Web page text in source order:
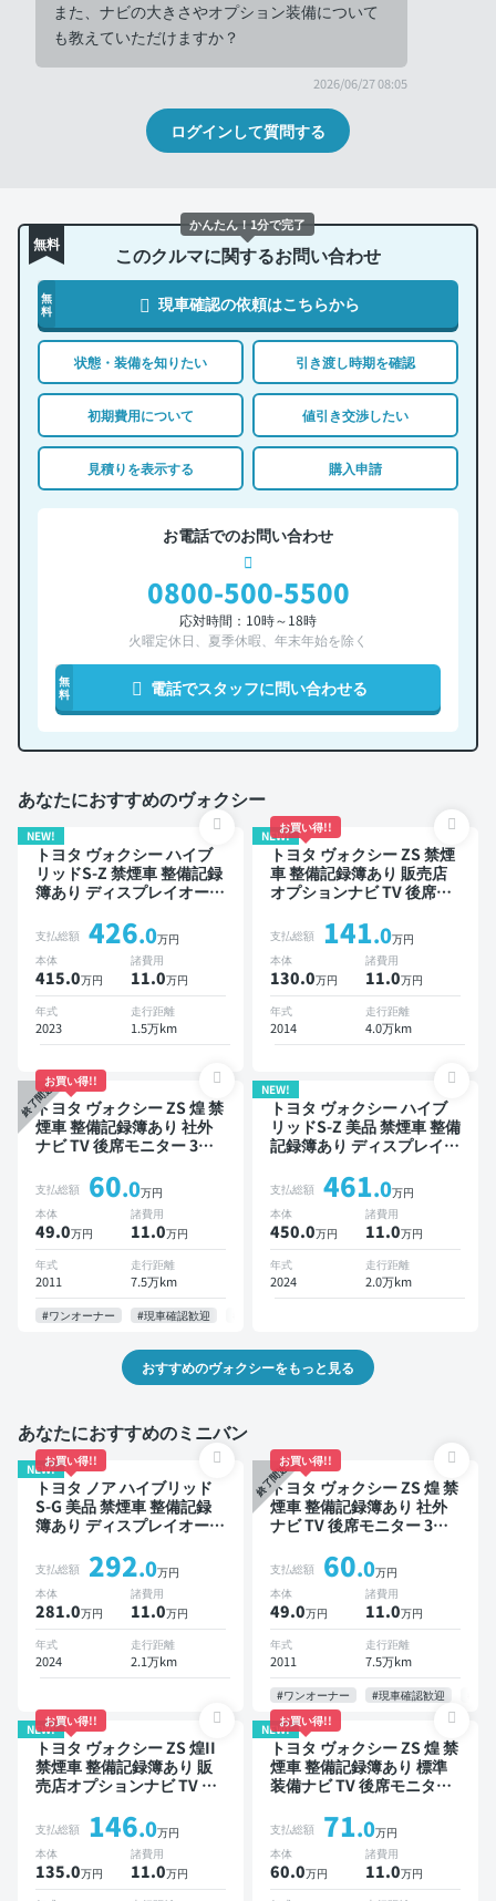
また、ナビの大きさやオプション装備について
も教えていただけますか？
2026/06/27 08:05
ログインして質問する
無料 このクルマに関するお問い合わせ
無
料
現車確認の依頼はこちらから
状態・装備を知りたい 引き渡し時期を確認
初期費用について 値引き交渉したい
見積りを表示する 購入申請
お電話でのお問い合わせ
0800-500-5500
応対時間：10時～18時
火曜定休日、夏季休暇、年末年始を除く
無
料
電話でスタッフに問い合わせる
あなたにおすすめのヴォクシー
NEW!
トヨタ ヴォクシー ハイブ
リッドS-Z 禁煙車 整備記録
簿あり ディスプレイオーデ
後席モニター ブラインドス
ポットモニター デジタルイ
ンナーミラー オートクルー
ズ 3列シート スマートキー
ETC 電動バックドア バッ
クモニター 全方位カメラ
ドライブレコーダー 衝突軽
人乗り
支払総額 426.0万円
本体
415.0万円
諸費用
11.0万円
年式
2023
走行距離
1.5万km
NEW!
お買い得!!
トヨタ ヴォクシー ZS 禁煙
車 整備記録簿あり 販売店
オプションナビ TV 後席モ
キー 両側電動スライドドア
7人乗り
支払総額 141.0万円
本体
130.0万円
諸費用
11.0万円
年式
2014
走行距離
4.0万km
終了間近
お買い得!!
トヨタ ヴォクシー ZS 煌 禁
煙車 整備記録簿あり 社外
ナビ TV 後席モニター 3列
社外アルミ 両側電動スライ
ドドア 7人乗り
支払総額 60.0万円
本体
49.0万円
諸費用
11.0万円
年式
2011
走行距離
7.5万km
#ワンオーナー #現車確認歓迎
NEW!
トヨタ ヴォクシー ハイブ
リッドS-Z 美品 禁煙車 整備
記録簿あり ディスプレイオ
ポットモニター デジタルイ
ンナーミラー オートクルー
ズ 3列シート スマートキー
ETC 電動バックドア バッ
クモニター ドライブレコー
ダー 衝突軽減 両側電動ス
ライドドア 7人乗り
支払総額 461.0万円
本体
450.0万円
諸費用
11.0万円
年式
2024
走行距離
2.0万km
おすすめのヴォクシーをもっと見る
あなたにおすすめのミニバン
NEW!
お買い得!!
トヨタ ノア ハイブリッド
S-G 美品 禁煙車 整備記録
簿あり ディスプレイオーデ
オートクルーズ 3列シート
スマートキー ETC バック
モニター ドライブレコーダ
ー 衝突軽減 両側電動スラ
イドドア 7人乗り
支払総額 292.0万円
本体
281.0万円
諸費用
11.0万円
年式
2024
走行距離
2.1万km
終了間近
お買い得!!
トヨタ ヴォクシー ZS 煌 禁
煙車 整備記録簿あり 社外
ナビ TV 後席モニター 3列
社外アルミ 両側電動スライ
ドドア 7人乗り
支払総額 60.0万円
本体
49.0万円
諸費用
11.0万円
年式
2011
走行距離
7.5万km
#ワンオーナー #現車確認歓迎
NEW!
お買い得!!
トヨタ ヴォクシー ZS 煌II
禁煙車 整備記録簿あり 販
売店オプションナビ TV 後
ートキー ETC バックモニ
ター 衝突軽減 両側電動ス
ライドドア 7人乗り
支払総額 146.0万円
本体
135.0万円
諸費用
11.0万円
NEW!
お買い得!!
トヨタ ヴォクシー ZS 煌 禁
煙車 整備記録簿あり 標準
装備ナビ TV 後席モニター
ター 両側電動スライドドア
8人乗り
支払総額 71.0万円
本体
60.0万円
諸費用
11.0万円
かんたん！1分で完了